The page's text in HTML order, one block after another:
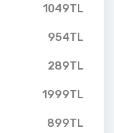
1049TL
954TL
289TL
1999TL
899TL